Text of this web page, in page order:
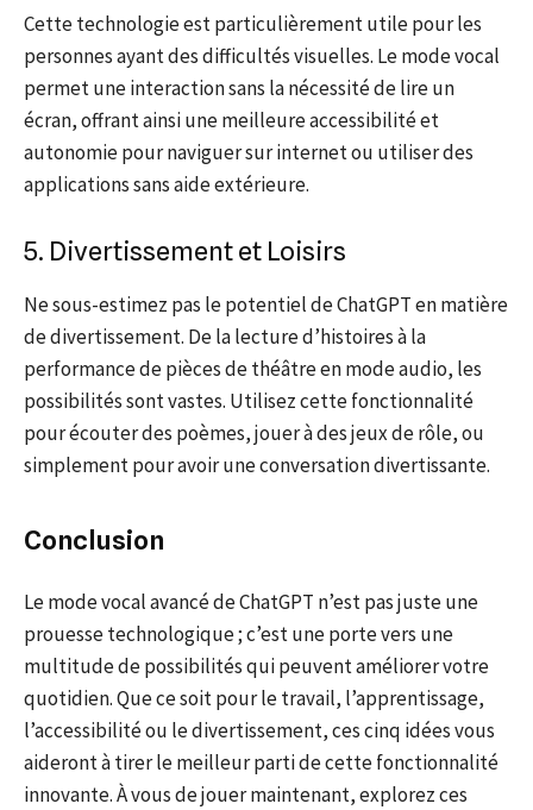
Cette technologie est particulièrement utile pour les
personnes ayant des difficultés visuelles. Le mode vocal
permet une interaction sans la nécessité de lire un
écran, offrant ainsi une meilleure accessibilité et
autonomie pour naviguer sur internet ou utiliser des
applications sans aide extérieure.
5. Divertissement et Loisirs
Ne sous-estimez pas le potentiel de ChatGPT en matière
de divertissement. De la lecture d’histoires à la
performance de pièces de théâtre en mode audio, les
possibilités sont vastes. Utilisez cette fonctionnalité
pour écouter des poèmes, jouer à des jeux de rôle, ou
simplement pour avoir une conversation divertissante.
Conclusion
Le mode vocal avancé de ChatGPT n’est pas juste une
prouesse technologique ; c’est une porte vers une
multitude de possibilités qui peuvent améliorer votre
quotidien. Que ce soit pour le travail, l’apprentissage,
l’accessibilité ou le divertissement, ces cinq idées vous
aideront à tirer le meilleur parti de cette fonctionnalité
innovante. À vous de jouer maintenant, explorez ces